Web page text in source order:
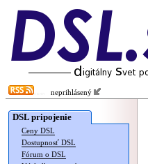
neprihlásený
DSL pripojenie
Ceny DSL
Dostupnosť DSL
Fórum o DSL